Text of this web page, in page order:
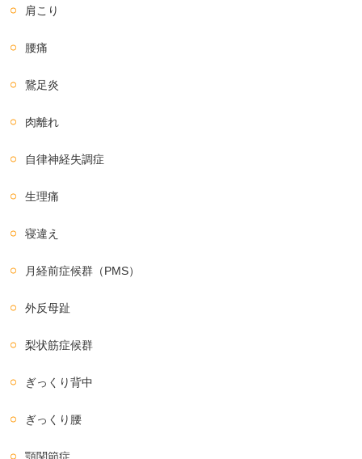
肩こり
腰痛
鵞足炎
肉離れ
自律神経失調症
生理痛
寝違え
月経前症候群（PMS）
外反母趾
梨状筋症候群
ぎっくり背中
ぎっくり腰
顎関節症